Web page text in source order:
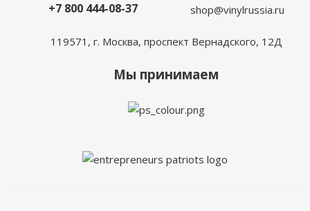
+7 800 444-08-37
shop@vinylrussia.ru
119571, г. Москва, проспект Вернадского, 12Д
Мы принимаем